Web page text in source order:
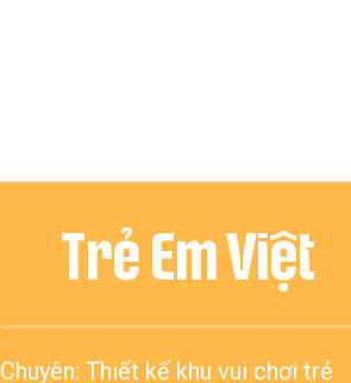
Trẻ Em Việt
Chuyên: Thiết kế khu vui chơi trẻ